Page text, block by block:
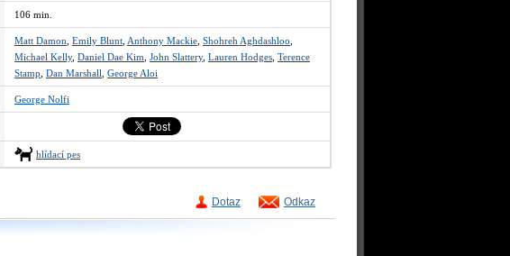
106 min.
Matt Damon Emily Blunt Anthony Mackie Shohreh Aghdashloo
Michael Kelly, Daniel Dae Kim John Slattery, Lauren Hodges Terence
Stamp Dan Marshall George Aloi
George Nolfi
hlídací pes
Dotaz Odkaz